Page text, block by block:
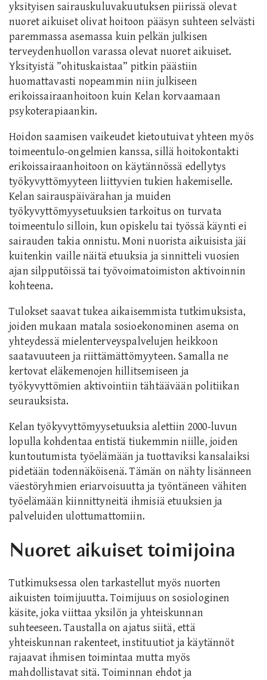
yksityisen sairauskuluvakuutuksen piirissä olevat
nuoret aikuiset olivat hoitoon pääsyn suhteen selvästi
paremmassa asemassa kuin pelkän julkisen
terveydenhuollon varassa olevat nuoret aikuiset.
Yksityistä ”ohituskaistaa” pitkin päästiin
huomattavasti nopeammin niin julkiseen
erikoissairaanhoitoon kuin Kelan korvaamaan
psykoterapiaankin.
Hoidon saamisen vaikeudet kietoutuivat yhteen myös
toimeentulo-ongelmien kanssa, sillä hoitokontakti
erikoissairaanhoitoon on käytännössä edellytys
työkyvyttömyyteen liittyvien tukien hakemiselle.
Kelan sairauspäivärahan ja muiden
työkyvyttömyysetuuksien tarkoitus on turvata
toimeentulo silloin, kun opiskelu tai työssä käynti ei
sairauden takia onnistu. Moni nuorista aikuisista jäi
kuitenkin vaille näitä etuuksia ja sinnitteli vuosien
ajan silpputöissä tai työvoimatoimiston aktivoinnin
kohteena.
Tulokset saavat tukea aikaisemmista tutkimuksista,
joiden mukaan matala sosioekonominen asema on
yhteydessä mielenterveyspalvelujen heikkoon
saatavuuteen ja riittämättömyyteen. Samalla ne
kertovat eläkemenojen hillitsemiseen ja
työkyvyttömien aktivointiin tähtäävään politiikan
seurauksista.
Kelan työkyvyttömyysetuuksia alettiin 2000-luvun
lopulla kohdentaa entistä tiukemmin niille, joiden
kuntoutumista työelämään ja tuottaviksi kansalaiksi
pidetään todennäköisenä. Tämän on nähty lisänneen
väestöryhmien eriarvoisuutta ja työntäneen vähiten
työelämään kiinnittyneitä ihmisiä etuuksien ja
palveluiden ulottumattomiin.
Nuoret aikuiset toimijoina
Tutkimuksessa olen tarkastellut myös nuorten
aikuisten toimijuutta. Toimijuus on sosiologinen
käsite, joka viittaa yksilön ja yhteiskunnan
suhteeseen. Taustalla on ajatus siitä, että
yhteiskunnan rakenteet, instituutiot ja käytännöt
rajaavat ihmisen toimintaa mutta myös
mahdollistavat sitä. Toiminnan ehdot ja